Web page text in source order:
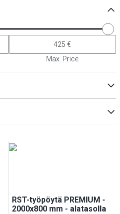
Max. Price
RST-työpöytä PREMIUM -
2000x800 mm - alatasolla